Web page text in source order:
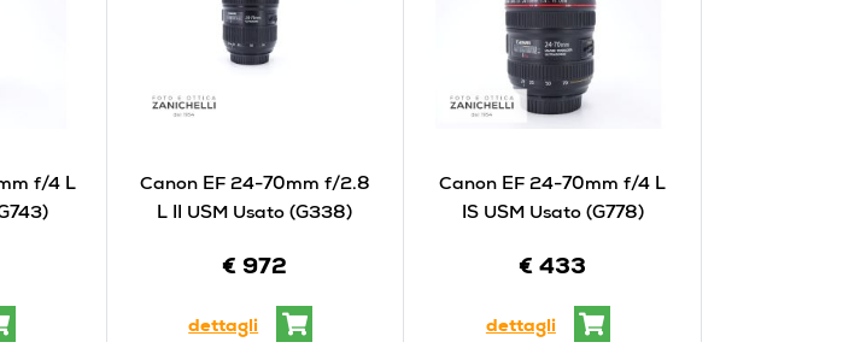
f/4 L
Canon EF 24-70mm f/2.8
L II USM Usato (G338)
€ 972
dettagli
Canon EF 24-70mm f/4 L
IS USM Usato (G778)
€ 433
dettagli